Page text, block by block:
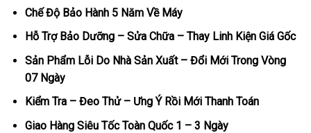
Chế Độ Bảo Hành 5 Năm Về Máy
Hỗ Trợ Bảo Dưỡng – Sửa Chữa – Thay Linh Kiện Giá Gốc
Sản Phẩm Lỗi Do Nhà Sản Xuất – Đổi Mới Trong Vòng
07 Ngày
Kiểm Tra – Đeo Thử – Ưng Ý Rồi Mới Thanh Toán
Giao Hàng Siêu Tốc Toàn Quốc 1 – 3 Ngày